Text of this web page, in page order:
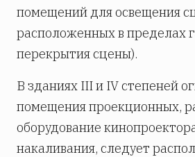
помещений для освещения
расположенных в пределах
перекрытия сцены).
В зданиях III и IV степеней
помещения проекционных,
оборудование
накаливания, следует